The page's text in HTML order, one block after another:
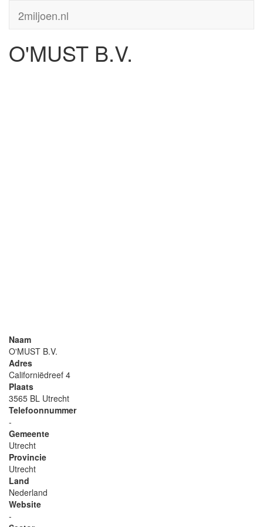
2miljoen.nl
O'MUST B.V.
Naam
O'MUST B.V.
Adres
Californiëdreef 4
Plaats
3565 BL Utrecht
Telefoonnummer
-
Gemeente
Utrecht
Provincie
Utrecht
Land
Nederland
Website
-